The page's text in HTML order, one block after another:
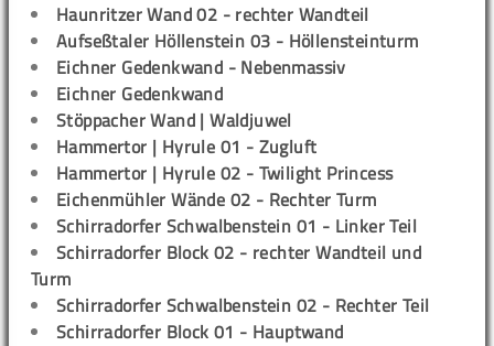
Haunritzer Wand 02 - rechter Wandteil
Aufseßtaler Höllenstein 03 - Höllensteinturm
Eichner Gedenkwand - Nebenmassiv
Eichner Gedenkwand
Stöppacher Wand | Waldjuwel
Hammertor | Hyrule 01 - Zugluft
Hammertor | Hyrule 02 - Twilight Princess
Eichenmühler Wände 02 - Rechter Turm
Schirradorfer Schwalbenstein 01 - Linker Teil
Schirradorfer Block 02 - rechter Wandteil und
Turm
Schirradorfer Schwalbenstein 02 - Rechter Teil
Schirradorfer Block 01 - Hauptwand